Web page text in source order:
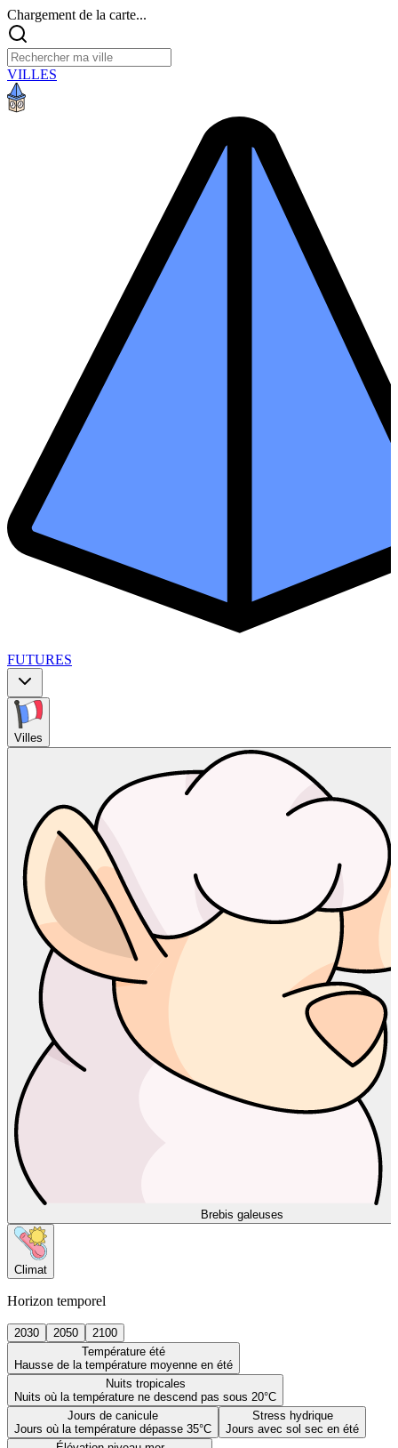
Chargement de la carte...
VILLES
FUTURES
Villes
Brebis galeuses
Climat
Horizon temporel
2030 2050
2100
Température été
Hausse de la température moyenne en été
Nuits tropicales
Nuits où la température ne descend pas sous 20°C
Jours de canicule
Jours où la température dépasse 35°C
Stress hydrique
Jours avec sol sec en été